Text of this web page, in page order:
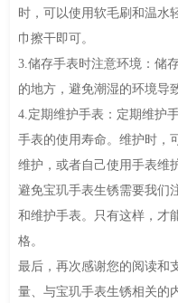
时，可以使用软毛刷和温水
巾擦干即可。
3.储存手表时注意环境：储
的地方，避免潮湿的环境导
4.定期维护手表：定期维护
手表的使用寿命。维护时，
维护，或者自己使用手表维
避免宝玑手表生锈需要我们
和维护手表。只有这样，才
格。
最后，再次感谢您的阅读和
量、与宝玑手表生锈相关的